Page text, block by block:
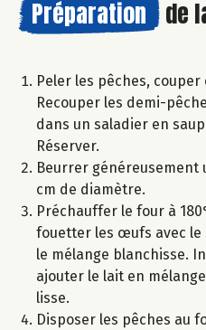
Préparation de
Peler les pêches,
Recouper les demi-
dans un saladier en
Réserver.
Beurrer généreusement
cm de diamètre.
Préchauffer le four à
fouetter les œufs avec le
le mélange blanchisse.
ajouter le lait en
lisse.
Disposer les pêches au